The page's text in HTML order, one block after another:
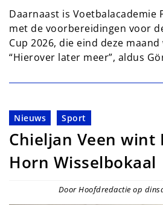
Daarnaast is Voetbalacademie
met de voorbereidingen voor
Cup 2026, die eind deze
“Hierover later meer”, aldus
Nieuws Sport
Chieljan Veen wint
Horn Wisselbokaal
Door Hoofdredactie op